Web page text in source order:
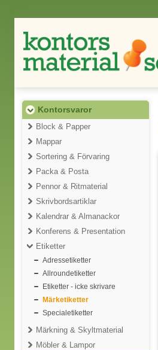
Kontorsvaror
Block & Papper
Mappar
Sortering & Förvaring
Packa & Posta
Pennor & Ritmaterial
Skrivbordsartiklar
Kalendrar & Almanackor
Konferens & Presentation
Etiketter
Adressetiketter
Allroundetiketter
Etiketter - icke skrivare
Märketiketter
Specialetiketter
Märkning & Skyltmaterial
Möbler & Lampor